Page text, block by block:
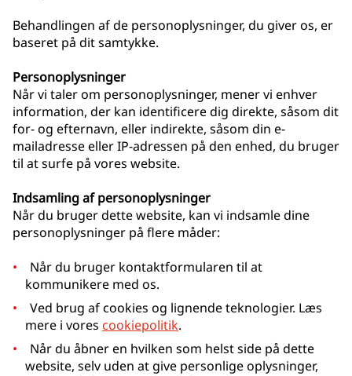
Behandlingen af de personoplysninger, du giver os, er
baseret på dit samtykke.
Personoplysninger
Når vi taler om personoplysninger, mener vi enhver
information, der kan identificere dig direkte, såsom dit
for- og efternavn, eller indirekte, såsom din e-
mailadresse eller IP-adressen på den enhed, du bruger
til at surfe på vores website.
Indsamling af personoplysninger
Når du bruger dette website, kan vi indsamle dine
personoplysninger på flere måder:
Når du bruger kontaktformularen til at
kommunikere med os.
Ved brug af cookies og lignende teknologier. Læs
mere i vores cookiepolitik.
Når du åbner en hvilken som helst side på dette
website, selv uden at give personlige oplysninger,